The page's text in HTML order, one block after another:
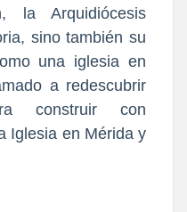
la Arquidiócesis
sino también su
una iglesia en
a redescubrir
construir con
Iglesia en Mérida y